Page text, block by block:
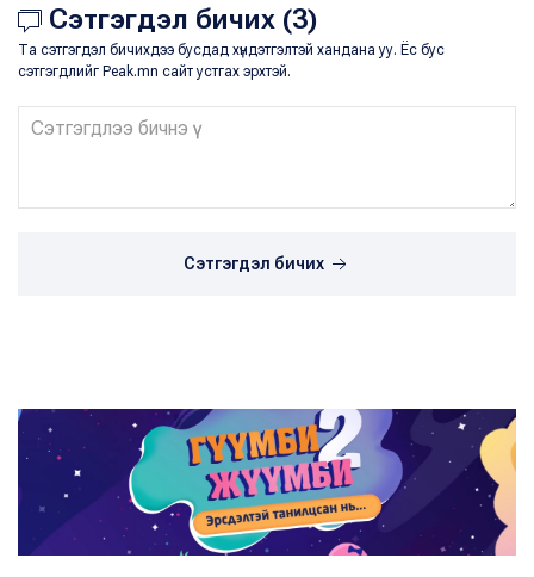
Сэтгэгдэл бичих (3)
Та сэтгэгдэл бичихдээ бусдад хүндэтгэлтэй хандана уу. Ёс бус
сэтгэгдлийг Peak.mn сайт устгах эрхтэй.
Сэтгэгдэл бичих